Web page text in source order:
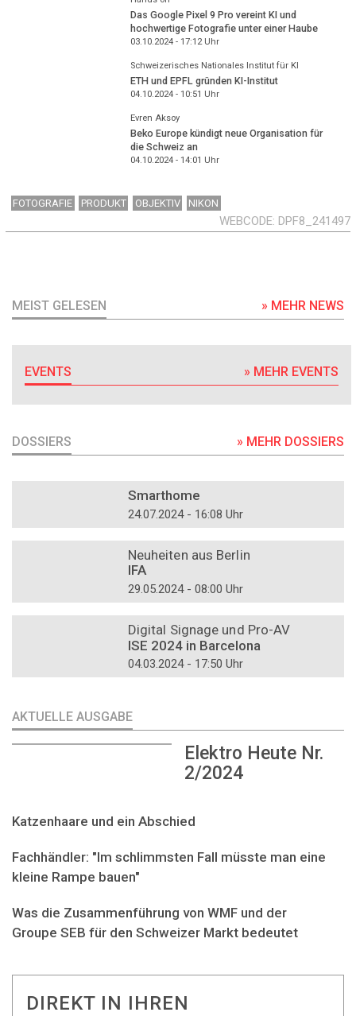
Das Google Pixel 9 Pro vereint KI und
hochwertige Fotografie unter einer Haube
03.10.2024 - 17:12Uhr
Schweizerisches Nationales Institut für KI
ETH und EPFL gründen KI-Institut
04.10.2024 - 10:51 Uhr
Evren Aksoy
Beko Europe kündigt neue Organisation für
die Schweiz an
04.10.2024 - 14:01 Uhr
FOTOGRAFIE PRODUKT OBJEKTIV NIKON
WEBCODE DPF8_241497
MEIST GELESEN » MEHR NEWS
EVENTS » MEHR EVENTS
DOSSIERS » MEHR DOSSIERS
Smarthome
24.07.2024 - 16:08 Uhr
Neuheiten aus Berlin
IFA
29.05.2024 - 08:00 Uhr
Digital Signage und Pro-AV
ISE 2024 in Barcelona
04.03.2024 - 17:50 Uhr
AKTUELLE AUSGABE
Elektro Heute Nr.
2/2024
Katzenhaare und ein Abschied
Fachhändler: "Im schlimmsten Fall müsste man eine
kleine Rampe bauen"
Was die Zusammenführung von WMF und der
Groupe SEB für den Schweizer Markt bedeutet
DIREKT IN IHREN